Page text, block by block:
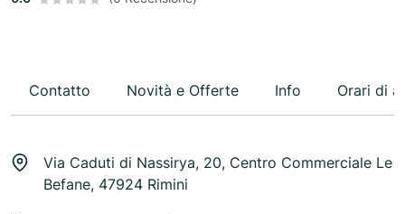
Contatto Novità e Offerte Info Orari di
Via Caduti di Nassirya, 20, Centro Commerciale Le
Befane, 47924 Rimini